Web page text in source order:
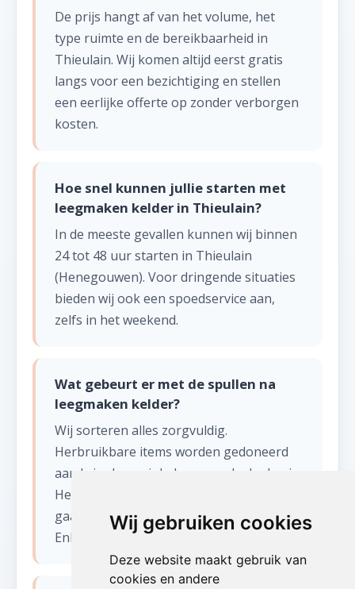
Wij gebruiken cookies
Deze website maakt gebruik van
cookies en andere
De prijs hangt af van het volume, het
type ruimte en de bereikbaarheid in
Thieulain. Wij komen altijd eerst gratis
langs voor een bezichtiging en stellen
een eerlijke offerte op zonder verborgen
kosten.
Hoe snel kunnen jullie starten met
leegmaken kelder in Thieulain?
In de meeste gevallen kunnen wij binnen
24 tot 48 uur starten in Thieulain
(Henegouwen). Voor dringende situaties
bieden wij ook een spoedservice aan,
zelfs in het weekend.
Wat gebeurt er met de spullen na
leegmaken kelder?
Wij sorteren alles zorgvuldig.
Herbruikbare items worden gedoneerd
aan kringloopwinkels en goede doelen in
Henegouwen. Recycleerbaar materiaal
gaat naar erkende verwerkingscentra.
Enkel restafval wordt afgevoerd.